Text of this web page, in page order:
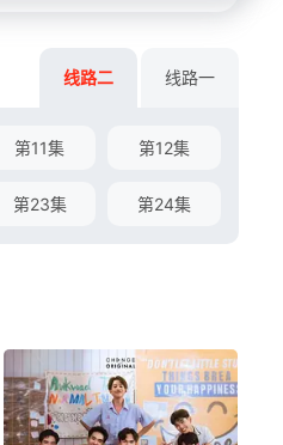
线路二 线路一
第11集 第12集
第23集 第24集